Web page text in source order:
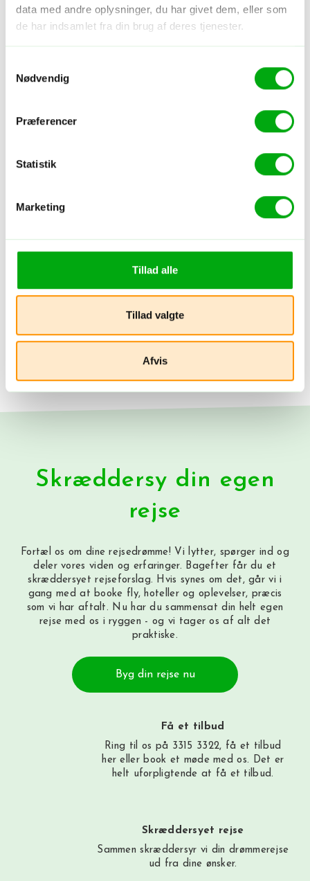
data med andre oplysninger, du har givet dem, eller som
de har indsamlet fra din brug af deres tjenester.
Nødvendig
Præferencer
Statistik
Marketing
Tillad alle
Tillad valgte
Afvis
Boutique Strand Familie
Skræddersy din egen
rejse
Fortæl os om dine rejsedrømme! Vi lytter, spørger ind og
deler vores viden og erfaringer. Bagefter får du et
skræddersyet rejseforslag. Hvis synes om det, går vi i
gang med at booke fly, hoteller og oplevelser, præcis
som vi har aftalt. Nu har du sammensat din helt egen
rejse med os i ryggen - og vi tager os af alt det
praktiske.
Byg din rejse nu
Få et tilbud
Ring til os på 3315 3322, få et tilbud
her eller book et møde med os. Det er
helt uforpligtende at få et tilbud.
Skræddersyet rejse
Sammen skræddersyr vi din drømmerejse
ud fra dine ønsker.